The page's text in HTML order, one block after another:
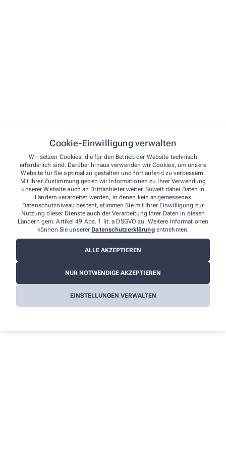
Cookie-Einwilligung verwalten
Wir setzen Cookies, die für den Betrieb der Website technisch
erforderlich sind. Darüber hinaus verwenden wir Cookies, um unsere
Website für Sie optimal zu gestalten und fortlaufend zu verbessern.
Mit Ihrer Zustimmung geben wir Informationen zu Ihrer Verwendung
unserer Website auch an Drittanbieter weiter. Soweit dabei Daten in
Ländern verarbeitet werden, in denen kein angemessenes
Datenschutzniveau besteht, stimmen Sie mit Ihrer Einwilligung zur
Nutzung dieser Dienste auch der Verarbeitung Ihrer Daten in diesen
Ländern gem. Artikel 49 Abs. 1 lit. a DSGVO zu. Weitere Informationen
können Sie unserer Datenschutzerklärungentnehmen.
ALLE AKZEPTIEREN
NUR NOTWENDIGE AKZEPTIEREN
EINSTELLUNGEN VERWALTEN
NOTDIENST
Arkaden-Apotheke
Breitstr. 16,04539 Groitzsch
034296/4 17 50
034296/4 17 51
arkaden-apotheke-groitzsch@gmx.de
Über uns
Kontakt
Leistungen
Team
Informationen
Datenschutz
AGB